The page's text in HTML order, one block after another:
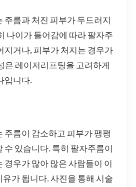
주름과 처진 피부가 두드러지
나이가 들어감에 따라 팔자주
지거나, 피부가 처지는 경우가
은 레이저리프팅을 고려하게
입니다.
주름이 감소하고 피부가 팽팽
수 있습니다. 특히 팔자주름이
경우가 많아 많은 사람들이 이
가 됩니다. 사진을 통해 시술